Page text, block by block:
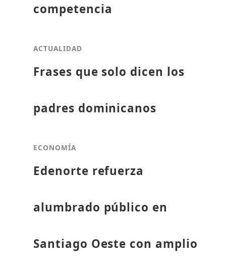
competencia
ACTUALIDAD
Frases que solo dicen los
padres dominicanos
ECONOMÍA
Edenorte refuerza
alumbrado público en
Santiago Oeste con amplio